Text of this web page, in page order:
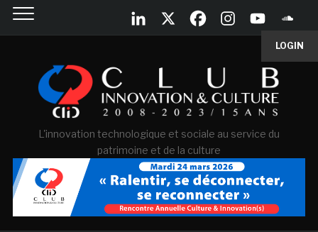
LOGIN
L'innovation technologique et sociale au service du
patrimoine et de la culture